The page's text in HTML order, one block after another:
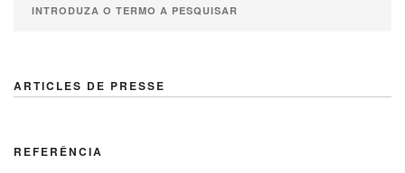
ARTICLES DE PRESSE
REFERÊNCIA